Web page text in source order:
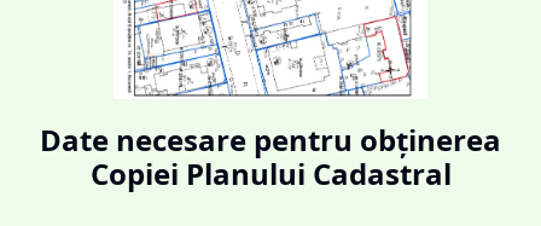
Date necesare pentru obținerea
Copiei Planului Cadastral